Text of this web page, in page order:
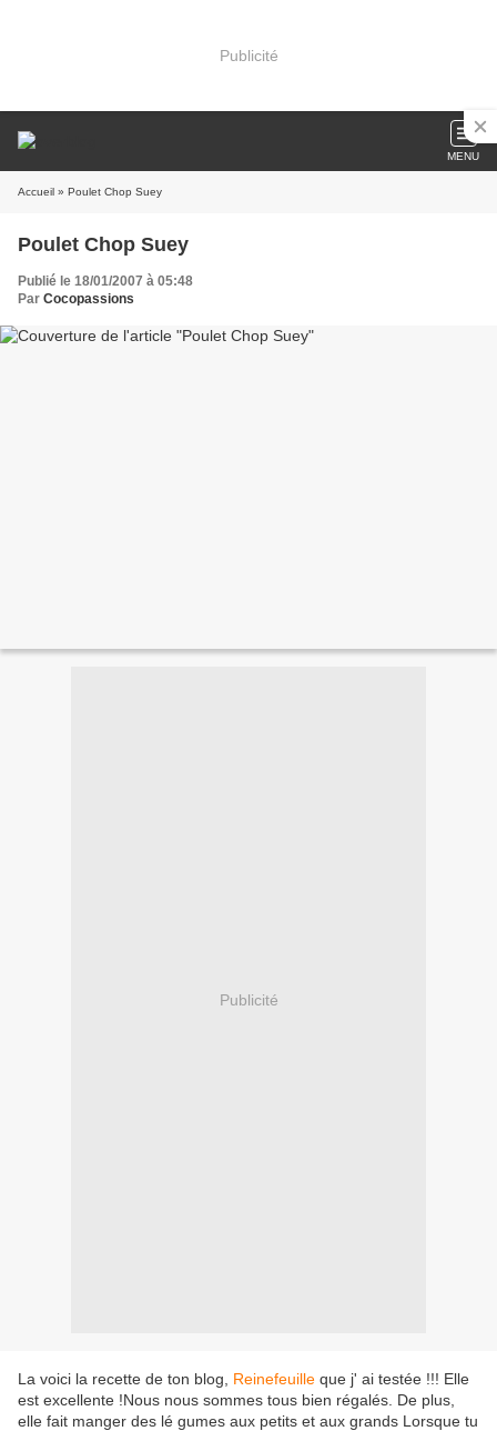
Publicité
MENU
Accueil » Poulet Chop Suey
Poulet Chop Suey
Publié le 18/01/2007 à 05:48
Par Cocopassions
Publicité
La voici la recette de ton blog, Reinefeuille que j' ai testée !!! Elle
est excellente !Nous nous sommes tous bien régalés. De plus,
elle fait manger des lé gumes aux petits et aux grands Lorsque tu